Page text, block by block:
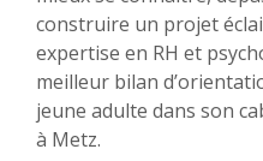
construire un projet
expertise en RH et
meilleur bilan
jeune adulte dans son
à Metz.